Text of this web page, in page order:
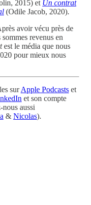
2015) et Un contrat
(Odile Jacob, 2020).
avoir vécu près de
revenus en
est le média que nous
pour mieux nous
surApple Podcasts et
et son compte
nous aussi
& Nicolas).